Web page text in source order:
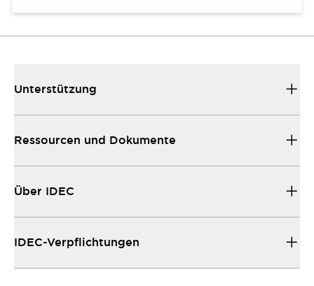
Unterstützung
Ressourcen und Dokumente
Über IDEC
IDEC-Verpflichtungen